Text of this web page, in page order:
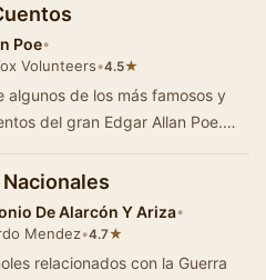
Poe•
Volunteers•4.5★
algunos de los más famosos y
del gran Edgar Allan Poe.
De Alarcón Y Ariza•
Mendez•4.7★
relacionados con la Guerra